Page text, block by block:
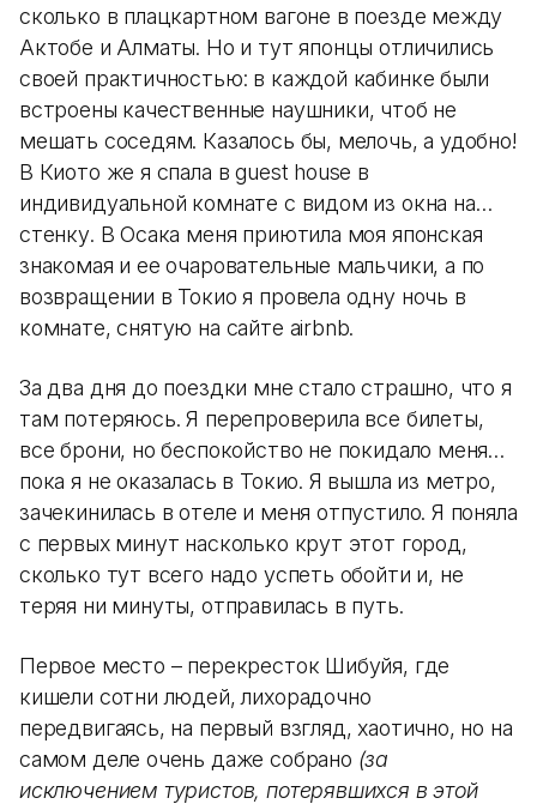
сколько в плацкартном вагоне в поезде между
Актобе и Алматы. Но и тут японцы отличились
своей практичностью: в каждой кабинке были
встроены качественные наушники, чтоб не
мешать соседям. Казалось бы, мелочь, а удобно!
В Киото же я спала в guest house в
индивидуальной комнате с видом из окна на…
стенку. В Осака меня приютила моя японская
знакомая и ее очаровательные мальчики, а по
возвращении в Токио я провела одну ночь в
комнате, снятую на сайте airbnb.
За два дня до поездки мне стало страшно, что я
там потеряюсь. Я перепроверила все билеты,
все брони, но беспокойство не покидало меня…
пока я не оказалась в Токио. Я вышла из метро,
зачекинилась в отеле и меня отпустило. Я поняла
с первых минут насколько крут этот город,
сколько тут всего надо успеть обойти и, не
теряя ни минуты, отправилась в путь.
Первое место – перекресток Шибуйя, где
кишели сотни людей, лихорадочно
передвигаясь, на первый взгляд, хаотично, но на
самом деле очень даже собрано (за
исключением туристов, потерявшихся в этой